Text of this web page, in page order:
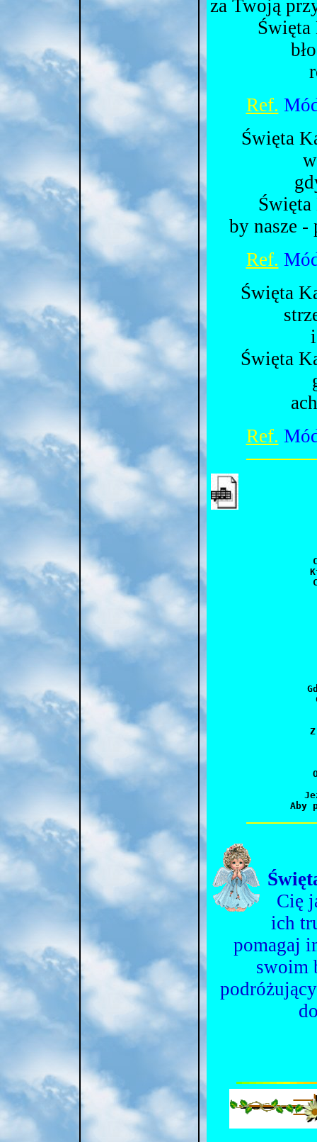
za Twoją
Święta
Ref.
Święta
Święta
by nasze
Ref.
Święta
Święta
Ref.
Cię
ich
pomagaj
swoim